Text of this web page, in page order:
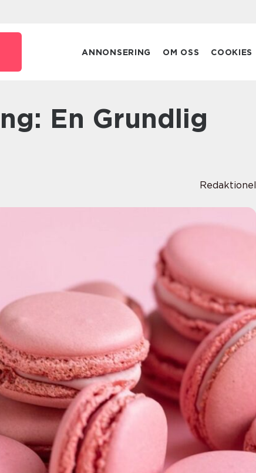
ANNONSERING OM OSS COOKIES
Redaktionel